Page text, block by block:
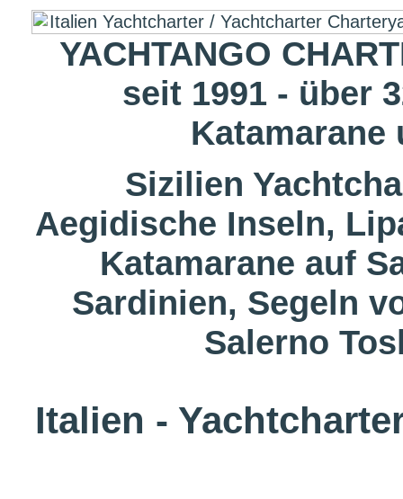
YACHTANGO
seit 1991 - über
Katamarane
Sizilien
Aegidische Inseln,
Katamarane auf
Sardinien, Segeln
Salerno
Italien -